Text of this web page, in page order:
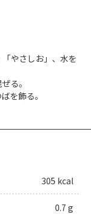
やさしお」、水を
る。
を飾る。
305 kcal
0.7 g